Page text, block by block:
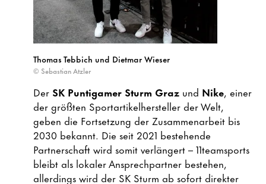
Thomas Tebbich und Dietmar Wieser
© Sebastian Atzler
Der SK Puntigamer Sturm Graz und Nike, einer
der größten Sportartikelhersteller der Welt,
geben die Fortsetzung der Zusammenarbeit bis
2030 bekannt. Die seit 2021 bestehende
Partnerschaft wird somit verlängert – 11teamsports
bleibt als lokaler Ansprechpartner bestehen,
allerdings wird der SK Sturm ab sofort direkter